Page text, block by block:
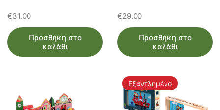
€31.00
Προσθήκη στο
καλάθι
€29.00
Προσθήκη στο
καλάθι
Εξαντλημένο